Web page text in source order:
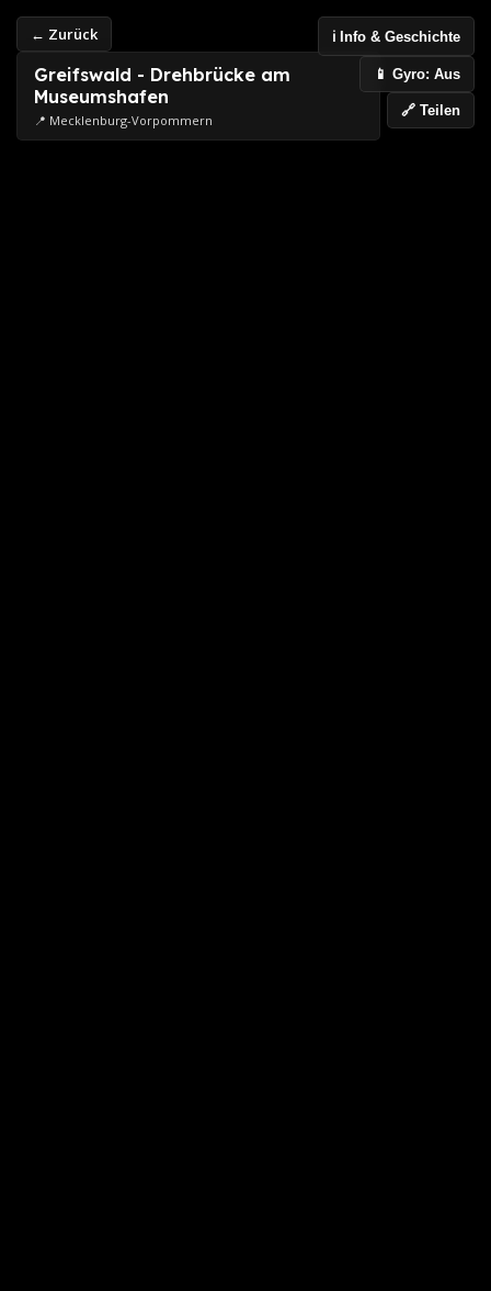
← Zurück
Greifswald - Drehbrücke am
Museumshafen
📍 Mecklenburg-Vorpommern
ℹ️ Info & Geschichte
📱 Gyro: Aus
🔗 Teilen